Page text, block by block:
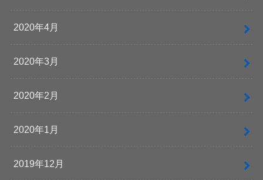
2020年4月
2020年3月
2020年2月
2020年1月
2019年12月